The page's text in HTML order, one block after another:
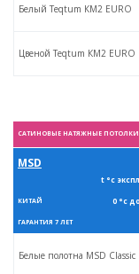
Белый Teqtum КM2 EURO
Цвеной Teqtum КM2 EURO
САТИНОВЫЕ НАТЯЖНЫЕ ПОТОЛКИ
MSD
t °с
0 °с
КИТАЙ
ГАРАНТИЯ 7 ЛЕТ
Белые полотна MSD Сlassic